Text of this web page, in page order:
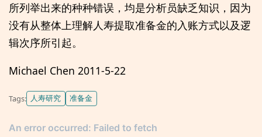
所列举出来的种种错误，均是分析员缺乏知识，因为
没有从整体上理解人寿提取准备金的入账方式以及逻
辑次序所引起。
Michael Chen 2011-5-22
Tags: 人寿研究 准备金